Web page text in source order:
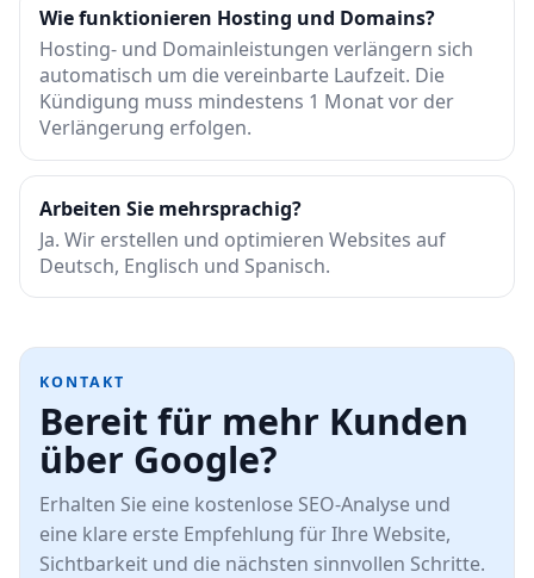
Wie funktionieren Hosting und Domains?
Hosting- und Domainleistungen verlängern sich
automatisch um die vereinbarte Laufzeit. Die
Kündigung muss mindestens 1 Monat vor der
Verlängerung erfolgen.
Arbeiten Sie mehrsprachig?
Ja. Wir erstellen und optimieren Websites auf
Deutsch, Englisch und Spanisch.
KONTAKT
Bereit für mehr Kunden
über Google?
Erhalten Sie eine kostenlose SEO-Analyse und
eine klare erste Empfehlung für Ihre Website,
Sichtbarkeit und die nächsten sinnvollen Schritte.